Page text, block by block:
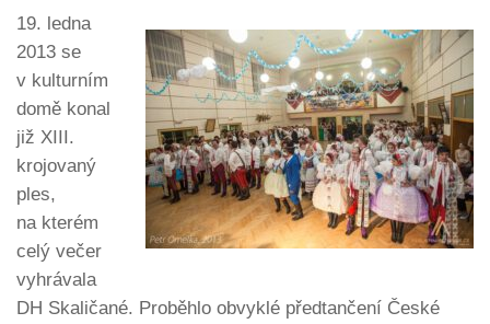
19. ledna
2013 se
v kulturním
domě konal
již XIII.
krojovaný
ples,
na kterém
celý večer
vyhrávala
DH Skaličané. Proběhlo obvyklé předtančení České